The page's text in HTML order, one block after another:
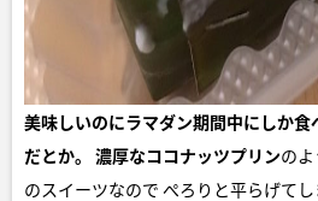
美味しいのにラマダン期間中にしか
だとか。 濃厚なココナッツプリンの
のスイーツなので ぺろりと平らげて